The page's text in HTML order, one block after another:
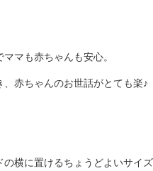
マも赤ちゃんも安心。
赤ちゃんのお世話がとても楽♪
横に置けるちょうどよいサイズ